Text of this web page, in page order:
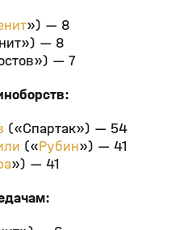
») — 8
— 8
— 7
(«Спартак») — 54
(«Рубин») — 41
») — 41